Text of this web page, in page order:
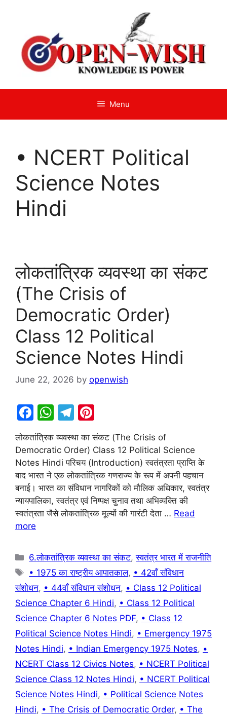
Menu
• NCERT Political
Science Notes
Hindi
लोकतांत्रिक व्यवस्था का संकट
(The Crisis of
Democratic Order)
Class 12 Political
Science Notes Hindi
June 22, 2026 by openwish
F
a
c
e
b
o
o
k
W
at
s
A
p
p
T
e
gr
a
m
nt
er
e
st
लोकतांत्रिक व्यवस्था का संकट (The Crisis of
Democratic Order) Class 12 Political Science
Notes Hindi परिचय (Introduction) स्वतंत्रता प्राप्ति के
बाद भारत ने एक लोकतांत्रिक गणराज्य के रूप में अपनी पहचान
बनाई। भारत का संविधान नागरिकों को मौलिक अधिकार, स्वतंत्र
न्यायपालिका, स्वतंत्र एवं निष्पक्ष चुनाव तथा अभिव्यक्ति की
स्वतंत्रता जैसे लोकतांत्रिक मूल्यों की गारंटी देता … Read
more
Categories
6.लोकतांत्रिक व्यवस्था का संकट,स्वतंत्र भारत में राजनीति
Tags
• 1975 का राष्ट्रीय आपातकाल, • 42वाँ संविधान
संशोधन, • 44वाँ संविधान संशोधन, • Class 12 Political
Science Chapter 6 Hindi, • Class 12 Political
Science Chapter 6 Notes PDF, • Class 12
Political Science Notes Hindi, • Emergency 1975
Notes Hindi, • Indian Emergency 1975 Notes, •
NCERT Class 12 Civics Notes, • NCERT Political
Science Class 12 Notes Hindi, • NCERT Political
Science Notes Hindi, • Political Science Notes
Hindi, • The Crisis of Democratic Order, • The